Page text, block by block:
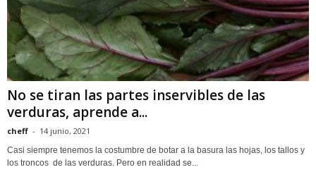
No se tiran las partes inservibles de las
verduras, aprende a...
cheff - 14 junio, 2021
Casi siempre tenemos la costumbre de botar a la basura las hojas, los tallos y
los troncos de las verduras. Pero en realidad se...